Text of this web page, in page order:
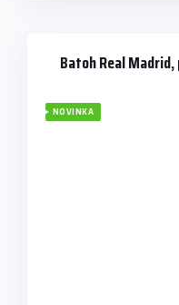
Batoh Real
NOVINKA